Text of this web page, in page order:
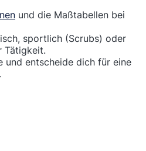
und die Maßtabellen bei
sportlich (Scrubs) oder
Tätigkeit.
und entscheide dich für eine